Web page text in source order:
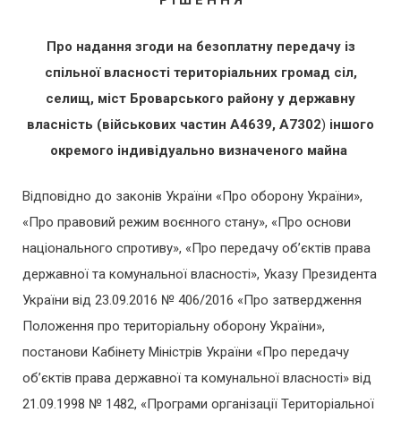
Про надання згоди на безоплатну передачу із
спільної власності територіальних громад сіл,
селищ, міст Броварського району у державну
власність (військових частин А4639, А7302) іншого
окремого індивідуально визначеного майна
Відповідно до законів України «Про оборону України»,
«Про правовий режим воєнного стану», «Про основи
національного спротиву», «Про передачу об’єктів права
державної та комунальної власності», Указу Президента
України від 23.09.2016 № 406/2016 «Про затвердження
Положення про територіальну оборону України»,
постанови Кабінету Міністрів України «Про передачу
об’єктів права державної та комунальної власності» від
21.09.1998 № 1482, «Програми організації Територіальної